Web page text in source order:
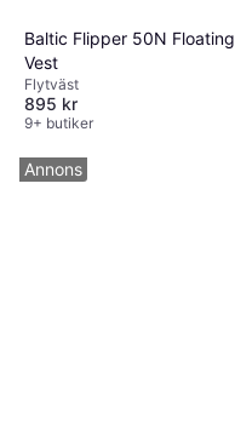
Baltic Flipper 50N Floating
Vest
Flytväst
895 kr
9+ butiker
Annons